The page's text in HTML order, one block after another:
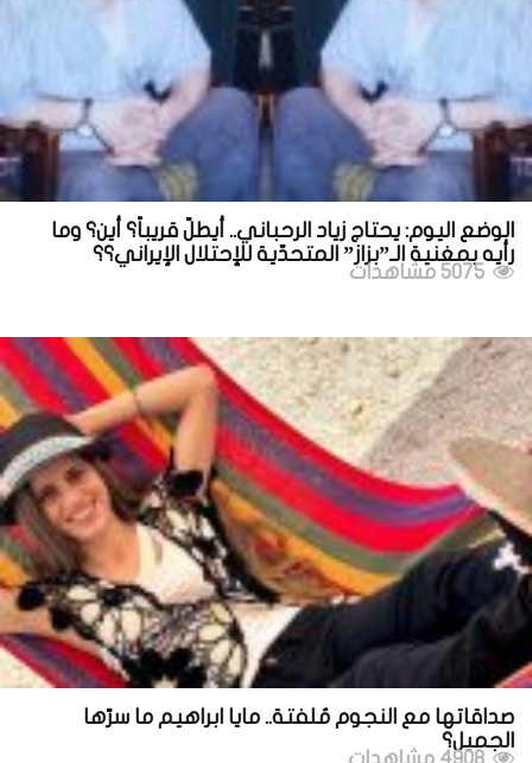
الوضع اليوم: يحتاج زياد الرحباني.. أيطلّ قريباً؟ أين؟ وما
رأيه بمغنية الـ”بزاز” المتحدّية للإحتلال الإيراني؟؟
صداقاتها مع النجوم مُلفتة.. مايا ابراهيم ما سرّها
الجميل؟